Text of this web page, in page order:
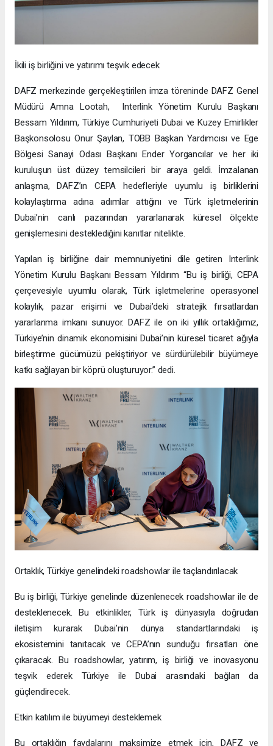
İkili iş birliğini ve yatırımı teşvik edecek
DAFZ merkezinde gerçekleştirilen imza töreninde DAFZ Genel
Müdürü Amna Lootah, Interlink Yönetim Kurulu Başkanı
Bessam Yıldırım, Türkiye Cumhuriyeti Dubai ve Kuzey Emirlikler
Başkonsolosu Onur Şaylan, TOBB Başkan Yardımcısı ve Ege
Bölgesi Sanayi Odası Başkanı Ender Yorgancılar ve her iki
kuruluşun üst düzey temsilcileri bir araya geldi. İmzalanan
anlaşma, DAFZ’ın CEPA hedefleriyle uyumlu iş birliklerini
kolaylaştırma adına adımlar attığını ve Türk işletmelerinin
Dubai’nin canlı pazarından yararlanarak küresel ölçekte
genişlemesini desteklediğini kanıtlar nitelikte.
Yapılan iş birliğine dair memnuniyetini dile getiren Interlink
Yönetim Kurulu Başkanı Bessam Yıldırım “Bu iş birliği, CEPA
çerçevesiyle uyumlu olarak, Türk işletmelerine operasyonel
kolaylık, pazar erişimi ve Dubai’deki stratejik fırsatlardan
yararlanma imkanı sunuyor. DAFZ ile on iki yıllık ortaklığımız,
Türkiye’nin dinamik ekonomisini Dubai’nin küresel ticaret ağıyla
birleştirme gücümüzü pekiştiriyor ve sürdürülebilir büyümeye
katkı sağlayan bir köprü oluşturuyor.” dedi.
Ortaklık, Türkiye genelindeki roadshowlar ile taçlandırılacak
Bu iş birliği, Türkiye genelinde düzenlenecek roadshowlar ile de
desteklenecek. Bu etkinlikler, Türk iş dünyasıyla doğrudan
iletişim kurarak Dubai’nin dünya standartlarındaki iş
ekosistemini tanıtacak ve CEPA’nın sunduğu fırsatları öne
çıkaracak. Bu roadshowlar, yatırım, iş birliği ve inovasyonu
teşvik ederek Türkiye ile Dubai arasındaki bağları da
güçlendirecek.
Etkin katılım ile büyümeyi desteklemek
Bu ortaklığın faydalarını maksimize etmek için, DAFZ ve